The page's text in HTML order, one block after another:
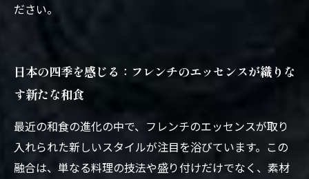
ださい。
日本の四季を感じる：フレンチのエッセンスが織りな
す新たな和食
最近の和食の進化の中で、フレンチのエッセンスが取り
入れられた新しいスタイルが注目を浴びています。この
融合は、単なる料理の技法や盛り付けだけでなく、素材